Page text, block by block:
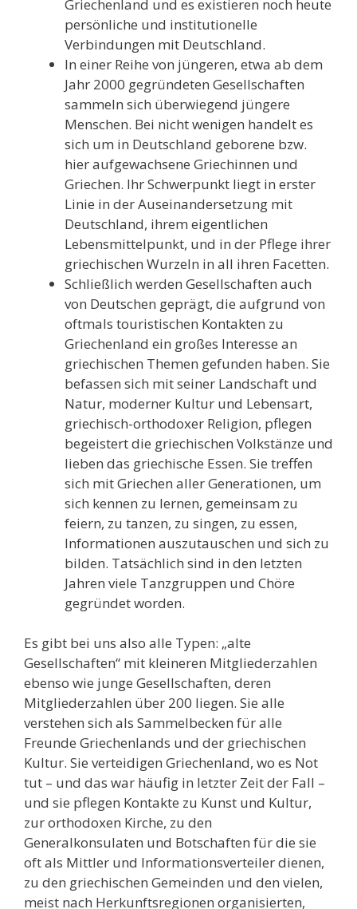
Griechenland und es existieren noch heute
persönliche und institutionelle
Verbindungen mit Deutschland.
In einer Reihe von jüngeren, etwa ab dem
Jahr 2000 gegründeten Gesellschaften
sammeln sich überwiegend jüngere
Menschen. Bei nicht wenigen handelt es
sich um in Deutschland geborene bzw.
hier aufgewachsene Griechinnen und
Griechen. Ihr Schwerpunkt liegt in erster
Linie in der Auseinandersetzung mit
Deutschland, ihrem eigentlichen
Lebensmittelpunkt, und in der Pflege ihrer
griechischen Wurzeln in all ihren Facetten.
Schließlich werden Gesellschaften auch
von Deutschen geprägt, die aufgrund von
oftmals touristischen Kontakten zu
Griechenland ein großes Interesse an
griechischen Themen gefunden haben. Sie
befassen sich mit seiner Landschaft und
Natur, moderner Kultur und Lebensart,
griechisch-orthodoxer Religion, pflegen
begeistert die griechischen Volkstänze und
lieben das griechische Essen. Sie treffen
sich mit Griechen aller Generationen, um
sich kennen zu lernen, gemeinsam zu
feiern, zu tanzen, zu singen, zu essen,
Informationen auszutauschen und sich zu
bilden. Tatsächlich sind in den letzten
Jahren viele Tanzgruppen und Chöre
gegründet worden.
Es gibt bei uns also alle Typen: „alte
Gesellschaften“ mit kleineren Mitgliederzahlen
ebenso wie junge Gesellschaften, deren
Mitgliederzahlen über 200 liegen. Sie alle
verstehen sich als Sammelbecken für alle
Freunde Griechenlands und der griechischen
Kultur. Sie verteidigen Griechenland, wo es Not
tut – und das war häufig in letzter Zeit der Fall –
und sie pflegen Kontakte zu Kunst und Kultur,
zur orthodoxen Kirche, zu den
Generalkonsulaten und Botschaften für die sie
oft als Mittler und Informationsverteiler dienen,
zu den griechischen Gemeinden und den vielen,
meist nach Herkunftsregionen organisierten,